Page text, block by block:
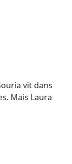
vit dans
Mais Laura